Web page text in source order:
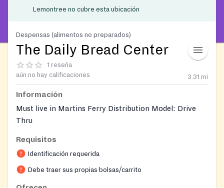
Lemontree no cubre esta ubicación
Despensas (alimentos no preparados)
The Daily Bread Center
1 reseña
aún no hay calificaciones
3.31 mi
Información
Must live in Martins Ferry Distribution Model: Drive
Thru
Requisitos
Identificación requerida
Debe traer sus propias bolsas/carrito